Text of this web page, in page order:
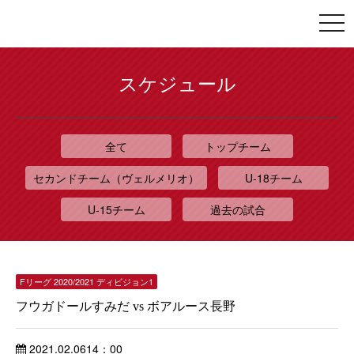
スケジュール
全て
トップチーム
セカンドチーム（ヴェルメリオ）
U-18チーム
U-15チーム
過去の試合
Fリーグ 2020/2021 ディビジョン1
フウガドールすみだ vs ボアルース長野
2021.02.0614：00